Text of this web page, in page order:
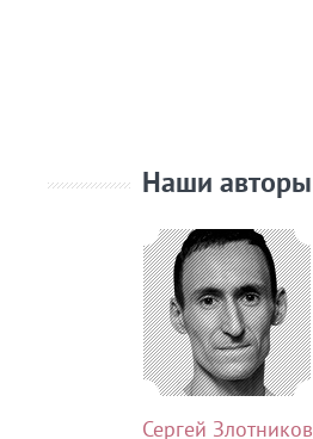
Наши авторы
Сергей Злотников